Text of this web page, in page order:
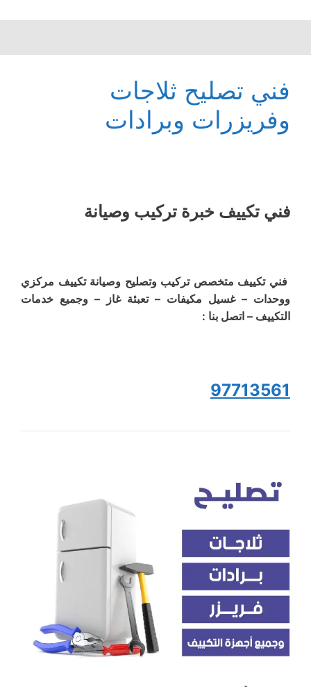
فني تصليح ثلاجات
وفريزرات وبرادات
فني تكييف خبرة تركيب وصيانة
فني تكييف متخصص تركيب وتصليح وصيانة تكييف مركزي
ووحدات – غسيل مكيفات – تعبئة غاز – وجميع خدمات
التكييف – اتصل بنا :
97713561